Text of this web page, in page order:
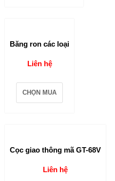
Băng ron các loại
Liên hệ
CHỌN MUA
Cọc giao thông mã GT-68V
Liên hệ